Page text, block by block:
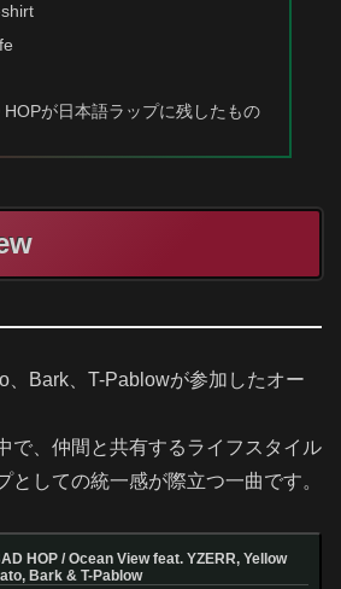
HOPが日本語ラップに残したもの
、Bark、T-Pablowが参加したオー
で、仲間と共有するライフスタイル
としての統一感が際立つ一曲です。
HOP / Ocean View feat. YZERR, Yellow
Bark & T-Pablow